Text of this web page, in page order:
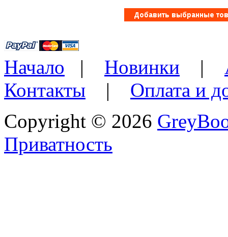
Начало | Новинки |
Контакты | Оплата и
Copyright © 2026
Приватность